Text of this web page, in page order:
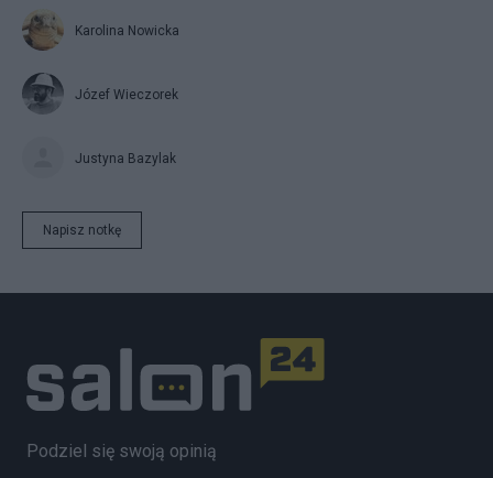
Karolina Nowicka
Józef Wieczorek
Justyna Bazylak
Napisz notkę
Podziel się swoją opinią